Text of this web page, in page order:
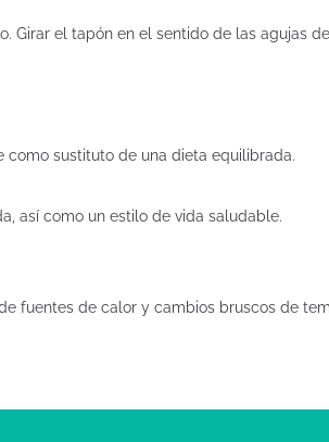
Girar el tapón en el sentido de las agujas
como sustituto de una dieta equilibrada.
así como un estilo de vida saludable.
fuentes de calor y cambios bruscos de